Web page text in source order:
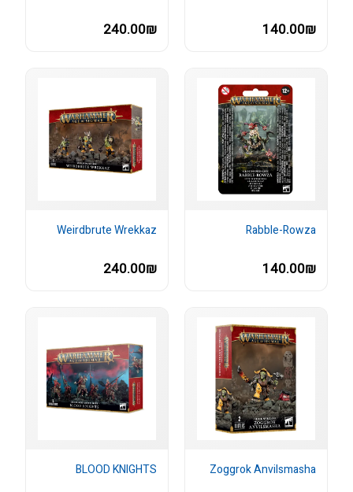
140.00₪
240.00₪
Rabble-Rowza
140.00₪
Weirdbrute Wrekkaz
240.00₪
Zoggrok Anvilsmasha
BLOOD KNIGHTS